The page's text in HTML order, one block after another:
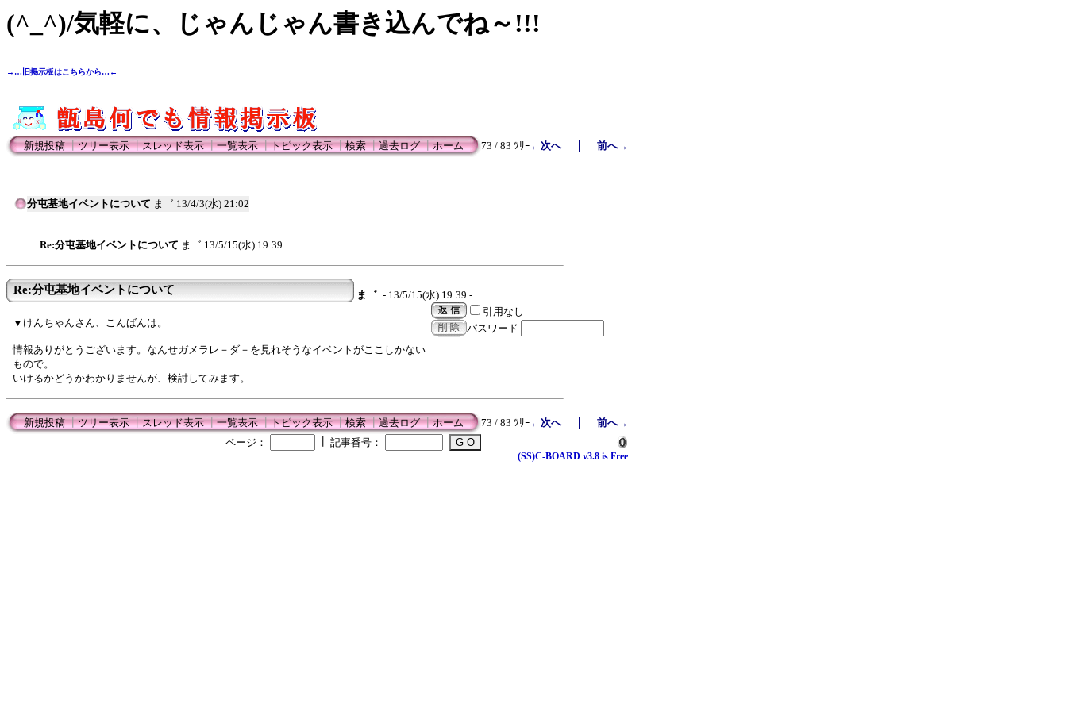
(^_^)/気軽に、じゃんじゃん書き込んでね～!!!
→…旧掲示板はこちらから…←
新規投稿┃ツリー表示┃スレッド表示┃一覧表示┃トピック表示┃検索┃過去ログ┃ホーム 73 / 83 ﾂﾘｰ ←次へ｜ 前へ→
分屯基地イベントについて ま゛ 13/4/3(水) 21:02
Re:分屯基地イベントについて ま゛ 13/5/15(水) 19:39
Re:分屯基地イベントについて ま゛ - 13/5/15(水) 19:39 -
引用なし
パスワード
▼けんちゃんさん、こんばんは。
情報ありがとうございます。なんせガメラレ－ダ－を見れそうなイベントがここしかない
もので。
いけるかどうかわかりませんが、検討してみます。
新規投稿┃ツリー表示┃スレッド表示┃一覧表示┃トピック表示┃検索┃過去ログ┃ホーム 73 / 83 ﾂﾘｰ ←次へ｜ 前へ→
ページ：
記事番号：
(SS)C-BOARD v3.8 is Free